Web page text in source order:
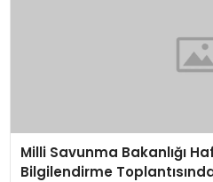
Milli Savunma Bakanlığı
Bilgilendirme